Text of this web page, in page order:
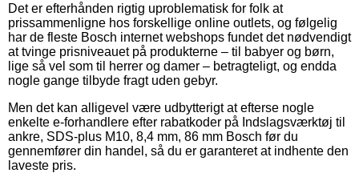
Det er efterhånden rigtig uproblematisk for folk at
prissammenligne hos forskellige online outlets, og følgelig
har de fleste Bosch internet webshops fundet det nødvendigt
at tvinge prisniveauet på produkterne – til babyer og børn,
lige så vel som til herrer og damer – betragteligt, og endda
nogle gange tilbyde fragt uden gebyr.
Men det kan alligevel være udbytterigt at efterse nogle
enkelte e-forhandlere efter rabatkoder på Indslagsværktøj til
ankre, SDS-plus M10, 8,4 mm, 86 mm Bosch før du
gennemfører din handel, så du er garanteret at indhente den
laveste pris.